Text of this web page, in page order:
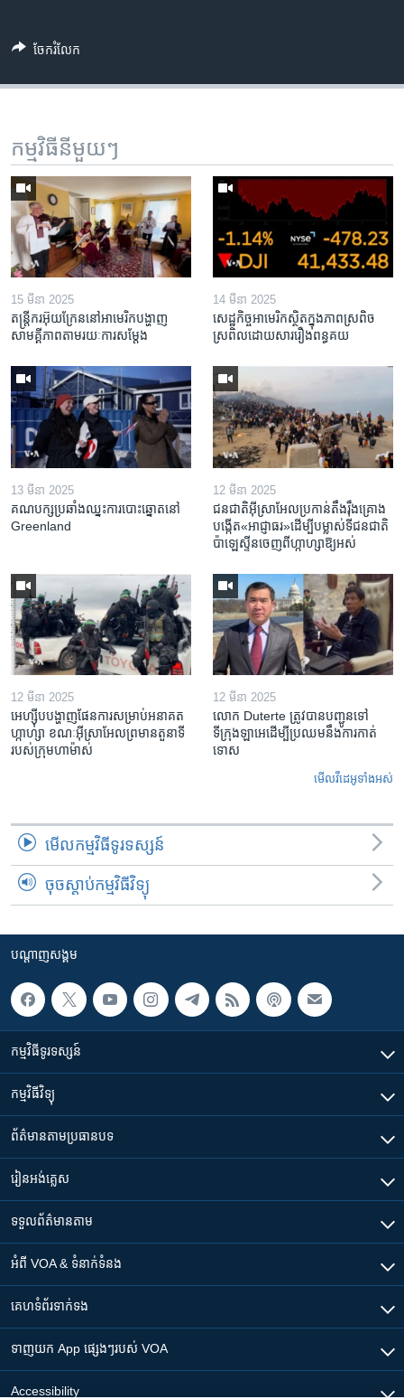
ចែករំលែក
កម្មវិធី​នីមួយៗ
15 មីនា 2025
តន្ត្រីករ​អ៊ុយក្រែន​នៅ​អាមេរិក​បង្ហាញ​
សាមគ្គីភាព​តាម​រយៈ​ការសម្តែង
14 មីនា 2025
សេដ្ឋកិច្ច​អាមេរិក​ស្ថិត​ក្នុង​ភាពស្រពិច
ស្រពិល​ដោយសារ​រឿង​ពន្ធគយ
13 មីនា 2025
គណបក្ស​ប្រឆាំង​ឈ្នះ​ការបោះឆ្នោត​នៅ
Greenland
12 មីនា 2025
ជនជាតិ​អ៊ីស្រាអែល​ប្រកាន់​តឹងរ៉ឹង​គ្រោង​
បង្កើត​«អាជ្ញាធរ‍»​ដើម្បី​បម្លាស់​ទី​ជនជាតិ​
ប៉ាឡេស្ទីន​ចេញពី​ហ្កាហ្សា​ឱ្យ​អស់
12 មីនា 2025
អេហ្ស៊ីប​បង្ហាញ​ផែនការ​សម្រាប់​អនាគត​
ហ្កាហ្សា ខណៈ​អ៊ីស្រាអែល​ព្រមាន​តួនាទី​
របស់​ក្រុម​ហាម៉ាស់
12 មីនា 2025
លោក Duterte ត្រូវ​បាន​បញ្ជូនទៅ
ទីក្រុងឡាអេ​ដើម្បី​ប្រឈម​នឹង​ការកាត់
ទោស
មើល​វីដេអូ​ទាំង​អស់
មើល​កម្មវិធី​ទូរទស្សន៍
ចុចស្តាប់កម្មវិធីវិទ្យុ
បណ្តាញ​សង្គម
កម្មវិធី​ទូរទស្សន៍
កម្មវិធី​វិទ្យុ
ព័ត៌មាន​តាមប្រធានបទ​
រៀន​​អង់គ្លេស
ទទួល​ព័ត៌មាន​តាម
អំពី​ VOA & ទំនាក់ទំនង
គេហទំព័រ​​ទាក់ទង
ទាញយក​ App ផ្សេងៗ​របស់​ VOA
Accessibility